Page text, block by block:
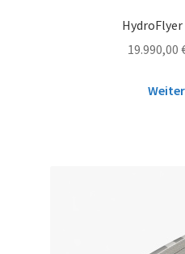
HydroFlyer
19.990,00